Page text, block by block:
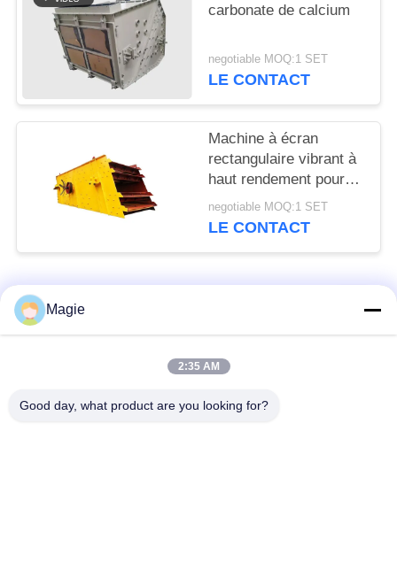
carbonate de calcium
negotiable MOQ:1 SET
LE CONTACT
Machine à écran
rectangulaire vibrant à
haut rendement pour
matériaux de
construction
negotiable MOQ:1 SET
LE CONTACT
Catégories populaires
Tamis rotatoire
Magie
2:35 AM
Good day, what product are you looking for?